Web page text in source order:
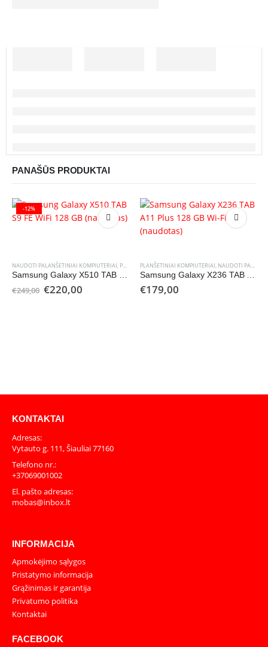
PANAŠŪS PRODUKTAI
-12%
NAUDOTI PALANŠETINIAI KOMPIUTERIAI, PLANŠETINIAI KOMPIUTERIAI
Samsung Galaxy X510 TAB S9 FE WiFi 128 GB (naudotas)
€249,00 Original
€220,00Current
PLANŠETINIAI KOMPIUTERIAI, NAUDOTI PALANŠETINIAI KOMPIUTERIAI
Samsung Galaxy X236 TAB A11 Plus 128 GB Wi-Fi (naudotas)
€179,00
KONTAKTAI
Adresas:
Vytauto g. 111, Šiauliai 77160
Telefono nr.:
+37069001002
El. pašto adresas:
mobas@inbox.lt
INFORMACIJA
Apmokėjimo sąlygos
Pristatymo informacija
Grąžinimas ir garantija
Privatumo politika
Kontaktai
FACEBOOK